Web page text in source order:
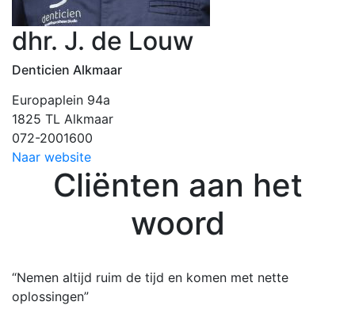
dhr. J. de Louw
Denticien Alkmaar
Europaplein 94a
1825 TL Alkmaar
072-2001600
Naar website
Cliënten aan het
woord
“Nemen altijd ruim de tijd en komen met nette
oplossingen”